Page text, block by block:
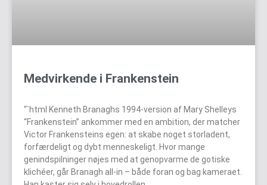
Medvirkende i Frankenstein
“`html Kenneth Branaghs 1994-version af Mary Shelleys
“Frankenstein” ankommer med en ambition, der matcher
Victor Frankensteins egen: at skabe noget storladent,
forfærdeligt og dybt menneskeligt. Hvor mange
genindspilninger nøjes med at genopvarme de gotiske
klichéer, går Branagh all-in – både foran og bag kameraet.